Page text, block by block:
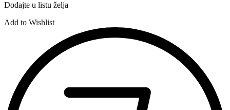
Dodajte u listu želja
Add to Wishlist